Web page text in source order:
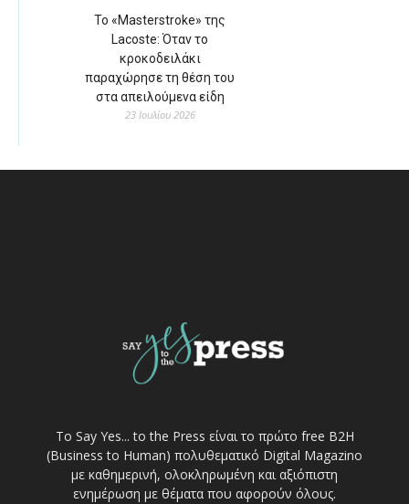
Το «Masterstroke» της
Lacoste: Όταν το
κροκοδειλάκι
παραχώρησε τη θέση του
στα απειλούμενα είδη
23 Ιουλίου 2026
Το Say Yes... to the Press είναι το πρώτο free Β2Η
(Business to Human) πολυθεματικό Digital Magazino
με καθημερινή, ολοκληρωμένη και αξιόπιστη
ενημέρωση με θέματα που αφορούν όλους.